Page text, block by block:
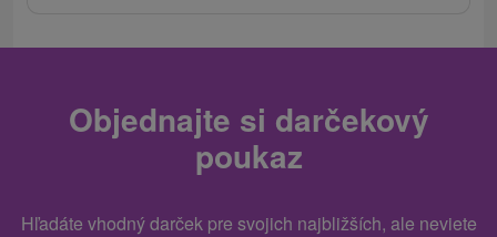
Objednajte si darčekový
poukaz
Hľadáte vhodný darček pre svojich najbližších, ale neviete